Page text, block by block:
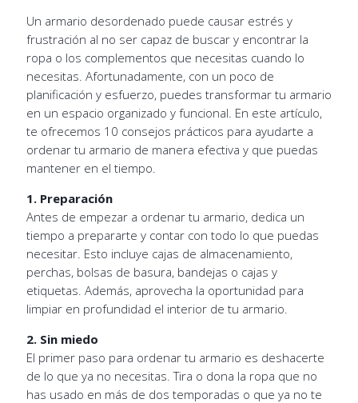
Un armario desordenado puede causar estrés y
frustración al no ser capaz de buscar y encontrar la
ropa o los complementos que necesitas cuando lo
necesitas. Afortunadamente, con un poco de
planificación y esfuerzo, puedes transformar tu armario
en un espacio organizado y funcional. En este artículo,
te ofrecemos 10 consejos prácticos para ayudarte a
ordenar tu armario de manera efectiva y que puedas
mantener en el tiempo.
1. Preparación
Antes de empezar a ordenar tu armario, dedica un
tiempo a prepararte y contar con todo lo que puedas
necesitar. Esto incluye cajas de almacenamiento,
perchas, bolsas de basura, bandejas o cajas y
etiquetas. Además, aprovecha la oportunidad para
limpiar en profundidad el interior de tu armario.
2. Sin miedo
El primer paso para ordenar tu armario es deshacerte
de lo que ya no necesitas. Tira o dona la ropa que no
has usado en más de dos temporadas o que ya no te